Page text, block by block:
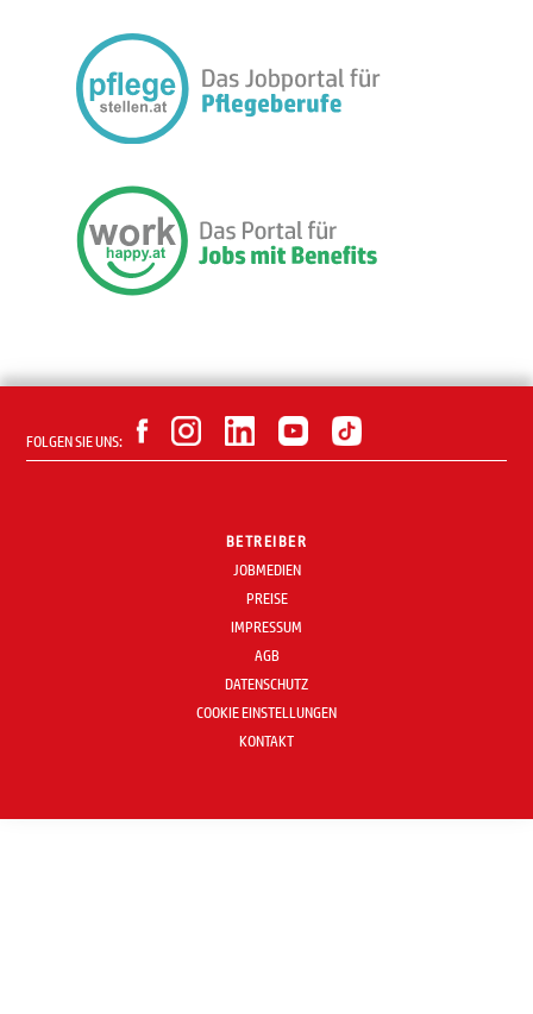
FOLGEN SIE UNS:
BETREIBER
JOBMEDIEN
PREISE
IMPRESSUM
AGB
DATENSCHUTZ
COOKIE EINSTELLUNGEN
KONTAKT